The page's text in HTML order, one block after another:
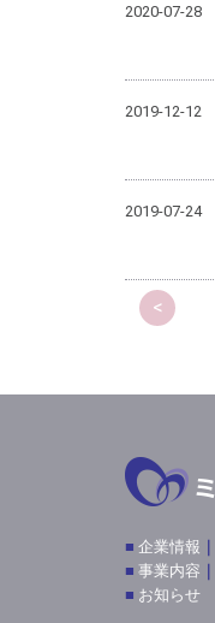
2020-07-28
2019-12-12
2019-07-24
<
■ 企業情報
■ 事業内容
■ お知らせ